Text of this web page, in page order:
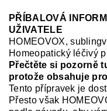
PŘÍBALOVÁ
UŽIVATELE
HOMEOVOX, sublingv
Homeopatický léčivý
Přečtěte si pozorně
protože obsahuje
Tento přípravek je
Přesto však